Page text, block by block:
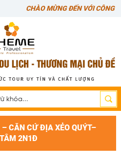
CHÀO MỪNG ĐẾN VỚI CÔNG TY
– CĂN CỨ ĐỊA XẺO QUÝT–
2N1Đ